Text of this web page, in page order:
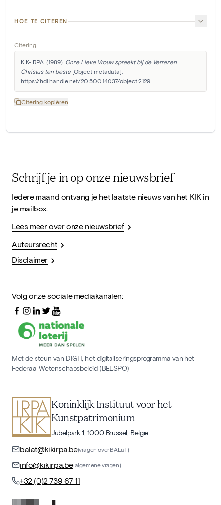
HOE TE CITEREN
Citering
KIK-IRPA. (1989). Onze Lieve Vrouw spreekt bij de Verrezen
Christus ten beste [Object metadata].
https://hdl.handle.net/20.500.14037/object.2129
Citering kopiëren
Schrijf je in op onze nieuwsbrief
Iedere maand ontvang je het laatste nieuws van het KIK in
je mailbox.
Lees meer over onze nieuwsbrief
Auteursrecht
Disclaimer
Volg onze sociale mediakanalen:
Met de steun van DIGIT, het digitaliseringsprogramma van het
Federaal Wetenschapsbeleid (BELSPO)
Koninklijk Instituut voor het
Kunstpatrimonium
Jubelpark 1, 1000 Brussel, België
balat@kikirpa.be(vragen over BALaT)
info@kikirpa.be(algemene vragen)
+32 (0)2 739 67 11